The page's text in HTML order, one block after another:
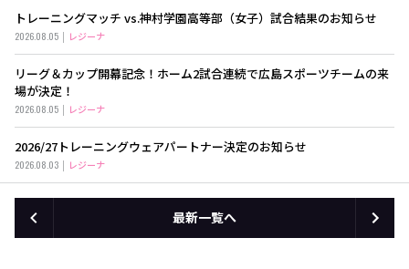
トレーニングマッチ vs.神村学園高等部（女子）試合結果のお知らせ
2026.08.05 レジーナ
リーグ＆カップ開幕記念！ホーム2試合連続で広島スポーツチームの来
場が決定！
2026.08.05 レジーナ
2026/27トレーニングウェアパートナー決定のお知らせ
2026.08.03 レジーナ
最新一覧へ